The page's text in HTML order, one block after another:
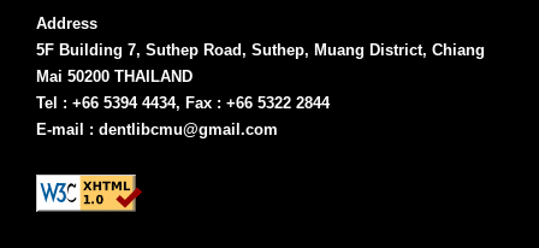
Address
5F Building 7, Suthep Road, Suthep, Muang District, Chiang
Mai 50200 THAILAND
Tel : +66 5394 4434, Fax : +66 5322 2844
E-mail : dentlibcmu@gmail.com